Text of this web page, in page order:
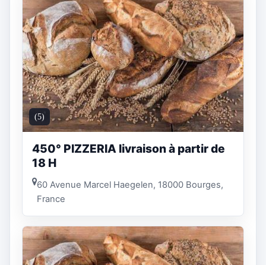
(5)
450° PIZZERIA livraison à partir de
18 H
60 Avenue Marcel Haegelen, 18000 Bourges,
France